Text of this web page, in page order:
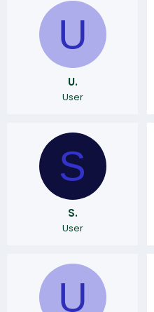
U
U.
User
S
S.
User
U